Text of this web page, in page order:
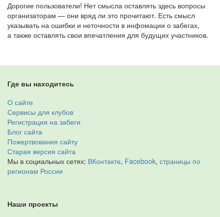
Дорогие пользователи! Нет смысла оставлять здесь вопросы
организаторам — они вряд ли это прочитают. Есть смысл
указывать на ошибки и неточности в инфомации о забегах,
а также оставлять свои впечатления для будущих участников.
Где вы находитесь
О сайте
Сервисы для клубов
Регистрация на забеги
Блог сайта
Пожертвования сайту
Старая версия сайта
Мы в социальных сетях: ВКонтакте, Facebook, страницы по
регионам России
Наши проекты